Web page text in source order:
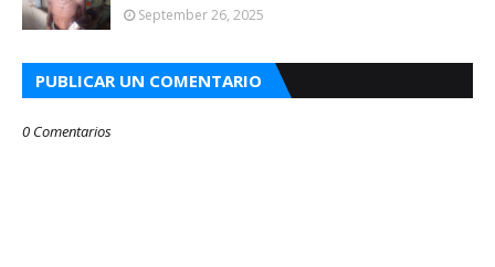
September 26, 2025
PUBLICAR UN COMENTARIO
0 Comentarios